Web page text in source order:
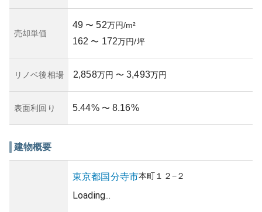
流動的であり、価格変動のリスクがあることも挙げられま
資産価値に影響を与える可能性があるため、その点も考慮
売却単価
49 〜 52万円/m²
162 〜 172万円/坪
リノベ後相場 2,858万円 〜 3,493万円
表面利回り 5.44% 〜 8.16%
建物概要
東京都国分寺市本町１２−２
Loading...